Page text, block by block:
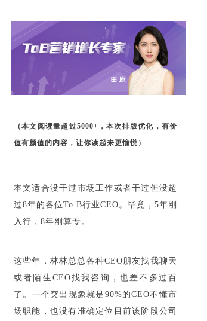
（本文阅读量超过5000+，本次排版优化，有价
值有颜值的内容，让你读起来更愉悦）
本文适合没干过市场工作或者干过但没超
过8年的各位To B行业CEO。毕竟，5年刚
入行，8年刚算专。
这些年，林林总总各种CEO朋友找我聊天
或者陌生CEO找我咨询，也差不多过百
了。一个突出现象就是90%的CEO不懂市
场职能，也没有准确定位目前该阶段公司